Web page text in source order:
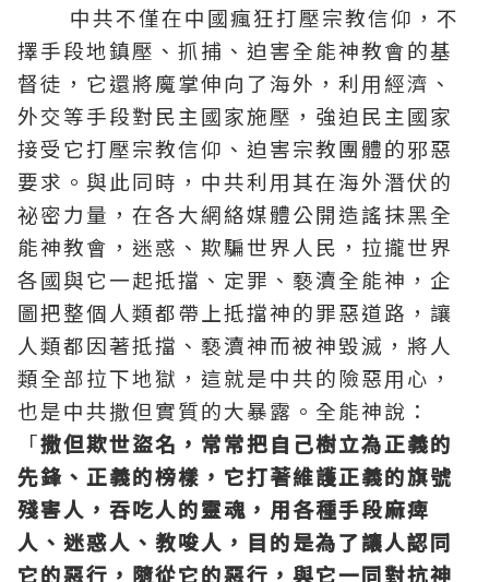
中共不僅在中國瘋狂打壓宗教信仰，不
擇手段地鎮壓、抓捕、迫害全能神教會的基
督徒，它還將魔掌伸向了海外，利用經濟、
外交等手段對民主國家施壓，強迫民主國家
接受它打壓宗教信仰、迫害宗教團體的邪惡
要求。與此同時，中共利用其在海外潛伏的
祕密力量，在各大網絡媒體公開造謠抹黑全
能神教會，迷惑、欺騙世界人民，拉攏世界
各國與它一起抵擋、定罪、褻瀆全能神，企
圖把整個人類都帶上抵擋神的罪惡道路，讓
人類都因著抵擋、褻瀆神而被神毀滅，將人
類全部拉下地獄，這就是中共的險惡用心，
也是中共撒但實質的大暴露。全能神說：
「撒但欺世盜名，常常把自己樹立為正義的
先鋒、正義的榜樣，它打著維護正義的旗號
殘害人，吞吃人的靈魂，用各種手段麻痺
人、迷惑人、教唆人，目的是為了讓人認同
它的惡行，隨從它的惡行，與它一同對抗神